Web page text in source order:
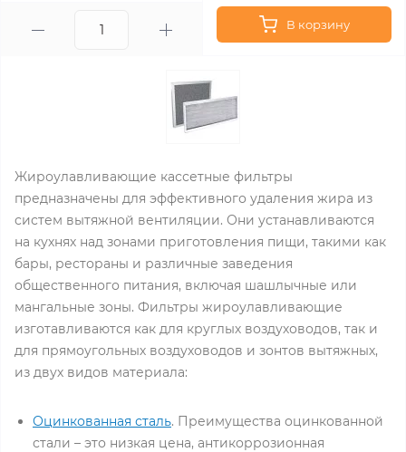
В корзину
Жироулавливающие кассетные фильтры
предназначены для эффективного удаления жира из
систем вытяжной вентиляции. Они устанавливаются
на кухнях над зонами приготовления пищи, такими как
бары, рестораны и различные заведения
общественного питания, включая шашлычные или
мангальные зоны. Фильтры жироулавливающие
изготавливаются как для круглых воздуховодов, так и
для прямоугольных воздуховодов и зонтов вытяжных,
из двух видов материала:
Оцинкованная сталь. Преимущества оцинкованной
стали – это низкая цена, антикоррозионная